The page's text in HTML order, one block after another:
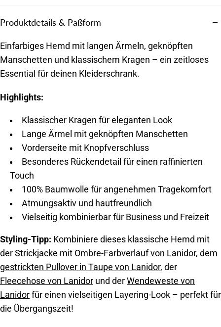
Produktdetails & Paßform
Einfarbiges Hemd mit langen Ärmeln, geknöpften
Manschetten und klassischem Kragen – ein zeitloses
Essential für deinen Kleiderschrank.
Highlights:
Klassischer Kragen für eleganten Look
Lange Ärmel mit geknöpften Manschetten
Vorderseite mit Knopfverschluss
Besonderes Rückendetail für einen raffinierten
Touch
100% Baumwolle für angenehmen Tragekomfort
Atmungsaktiv und hautfreundlich
Vielseitig kombinierbar für Business und Freizeit
Styling-Tipp: Kombiniere dieses klassische Hemd mit
der Strickjacke mit Ombre-Farbverlauf von Lanidor, dem
gestrickten Pullover in Taupe von Lanidor, der
Fleecehose von Lanidor und der Wendeweste von
Lanidor für einen vielseitigen Layering-Look – perfekt für
die Übergangszeit!